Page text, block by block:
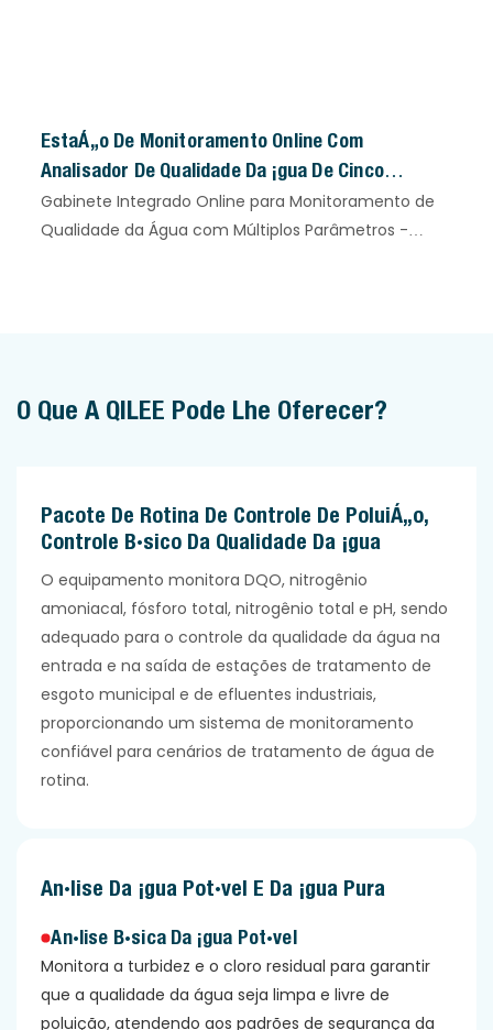
Estação De Monitoramento Online Com
Analisador De Qualidade Da Água De Cinco
Parâmetros (pH/CE/OD/Turbidez/Temperatura)
Gabinete Integrado Online para Monitoramento de
Qualidade da Água com Múltiplos Parâmetros -
se concentra em cinco parâmetros principais: pH,
em tempo real para cenários de tratamento de
água e monitoramento ambiental.
O Que A QILEE Pode Lhe Oferecer?
Pacote De Rotina De Controle De Poluição,
Controle Básico Da Qualidade Da Água
O equipamento monitora DQO, nitrogênio
amoniacal, fósforo total, nitrogênio total e pH, sendo
adequado para o controle da qualidade da água na
entrada e na saída de estações de tratamento de
esgoto municipal e de efluentes industriais,
proporcionando um sistema de monitoramento
confiável para cenários de tratamento de água de
rotina.
Análise Da Água Potável E Da Água Pura
Análise Básica Da Água Potável
Monitora a turbidez e o cloro residual para garantir
que a qualidade da água seja limpa e livre de
poluição, atendendo aos padrões de segurança da